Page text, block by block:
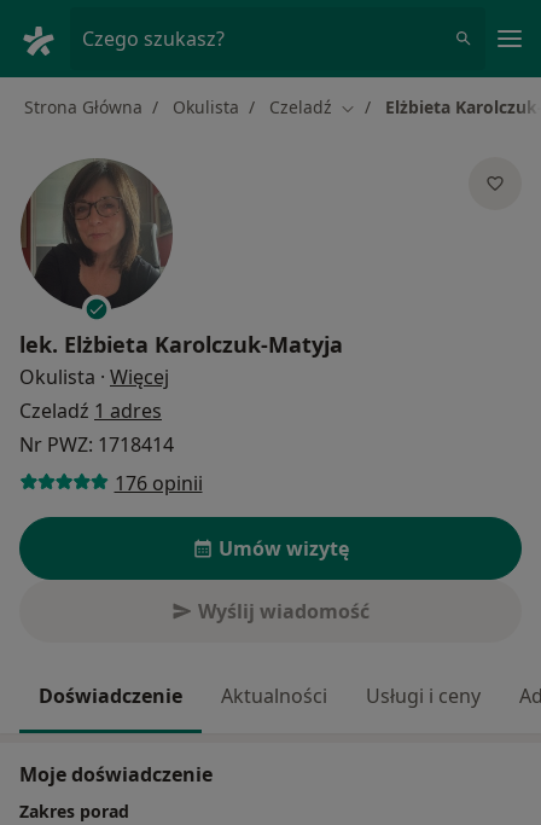
Czego szukasz?
Strona Główna Okulista Czeladź Zmień miasto
Elżbieta
lek. Elżbieta Karolczuk-Matyja
Okulista · Więcej
Czeladź 1 adres
Nr PWZ: 1718414
176 opinii
Umów wizytę
Wyślij wiadomość
Doświadczenie Aktualności Usługi i ceny
Moje doświadczenie
Zakres porad